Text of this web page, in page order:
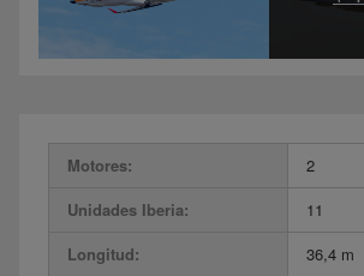
Motores:
2
Unidades Iberia:
11
Longitud:
36,4 m